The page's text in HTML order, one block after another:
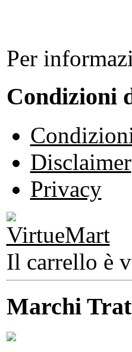
Per
Condizioni
Disclaimer
Privacy
Il carrello è
Marchi